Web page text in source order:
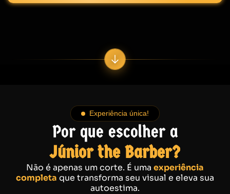
Experiência única!
Por que escolher a
Júnior the Barber?
Não é apenas um corte. É uma experiência
completa que transforma seu visual e eleva sua
autoestima.